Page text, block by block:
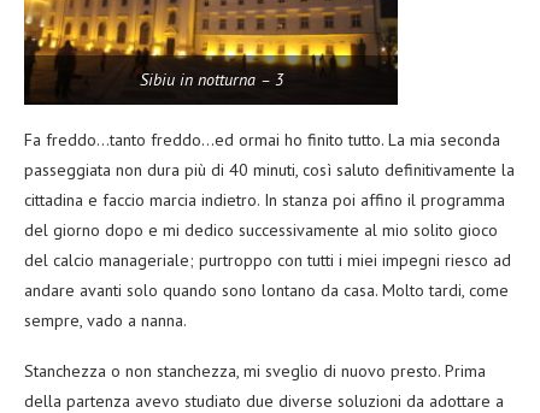
Sibiu in notturna – 3
Fa freddo…tanto freddo…ed ormai ho finito tutto. La mia seconda
passeggiata non dura più di 40 minuti, così saluto definitivamente la
cittadina e faccio marcia indietro. In stanza poi affino il programma
del giorno dopo e mi dedico successivamente al mio solito gioco
del calcio manageriale; purtroppo con tutti i miei impegni riesco ad
andare avanti solo quando sono lontano da casa. Molto tardi, come
sempre, vado a nanna.
Stanchezza o non stanchezza, mi sveglio di nuovo presto. Prima
della partenza avevo studiato due diverse soluzioni da adottare a